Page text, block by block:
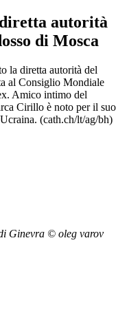
autorità
di Mosca
la diretta autorità del
al Consiglio Mondiale
Amico intimo del
Cirillo è noto per il suo
(cath.ch/lt/ag/bh)
Ginevra © oleg varov